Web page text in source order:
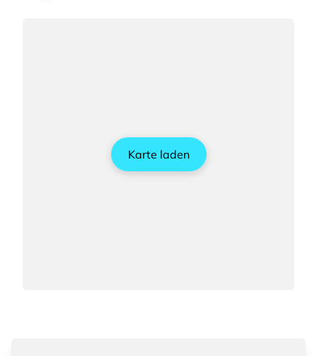
Karte laden